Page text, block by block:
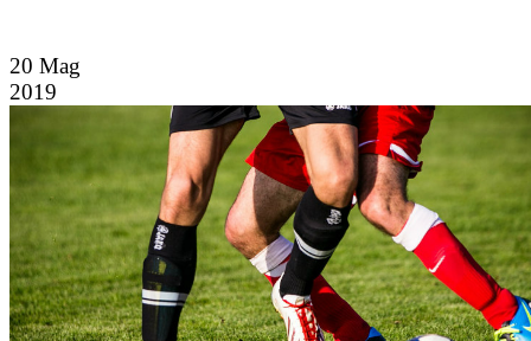
20 Mag
2019